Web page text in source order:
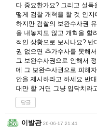
다 중요한가요? 그리고 설
떻게 검찰 개혁을 할 것 인
하지만 검찰의 보완수사권
을 내놓지도 않고 개혁을 할
적인 상황으로 보시나요?
권 없으면 추가수사를 못해
그 보완수사권으로 인해서
데 그 보완수사권으로 피해
안을 제시하라고 하세요 반
대만 할 거면 그냥 입닥치라
답글
이발관 26-06-17 21:41